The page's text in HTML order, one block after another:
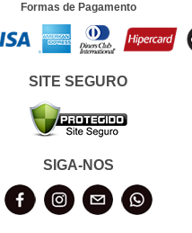
Formas de Pagamento
SITE SEGURO
SIGA-NOS